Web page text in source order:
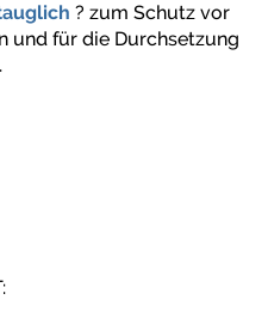
? zum Schutz vor
und für die Durchsetzung